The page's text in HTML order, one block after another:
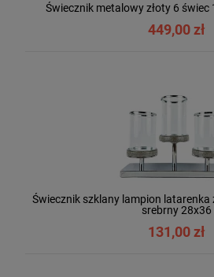
Świecznik metalowy złoty 6 świec
449,00 zł
Świecznik szklany lampion
srebrny 28x36
131,00 zł